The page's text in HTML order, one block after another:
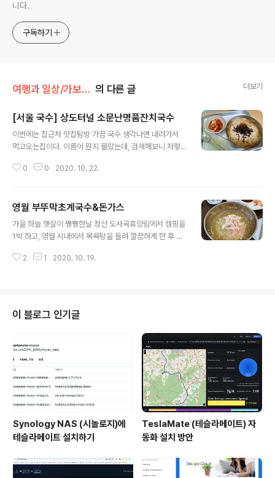
니다.
구독하기
여행과 일상/가보았던 맛집들 의 다른 글 더보기
[서울 국수] 상도터널 소문난명품잔치국수
이번에는 집근처 맛집탐방 가끔 국수 생각나면 내려가서
먹고오는집이다. 이름이 뭔지 몰랐는데, 검색해보니 저렇
로 있었는데, 이전을 해서 뒷편으로 갔다. 그래서 그런가 예
아니 지나는 가야되는데 버스정류장과 골목들을 다 점령해
버리니.. 여튼 이전 후에도 사람들은 여전히 많이 온다. 잔
치국수치고 면이 좀 굵고, 양념장이 칼칼하다. 같이 나오는
표가 큰글씨로 잘 걸려있고 비빔, 만두, 잔치국수 다 먹어봤
0 0 2020. 10. 22.
영월 부뚜막초계국수&돈가스
가을 하늘 햇살이 쨍쨍한날 정선 도사곡휴양림에서 캠핑을
1박 하고, 영월 시내에서 목욕탕을 들려 깔끔하게 한 후 점
식당 이란 곳이 괜찮을 것 같아 갔지만 일요일은 영업을 하
로 가자고 했다. 위치는 아래참고 일요일 점심에 방문했는
데, 줄을 서서 먹진 않았다. 주차장은 없으며, 근처에 적당
하게... 대고 와야한다. 실내사진이 없는데, 테이블은 4인기
준 8테이블이었던거 같다. 그렇게 크지도, 너무 작지도 않
은 크기다. 주문팁으로는 인원 기준으로 국수를 시키고, 돈
가스를 하나 추가하는것이라고 적혀있다..
2 1 2020. 10. 19.
이 블로그 인기글
Synology NAS (시놀로지)에
테슬라메이트 설치하기
TeslaMate (테슬라메이트) 자
동화 설치 방안